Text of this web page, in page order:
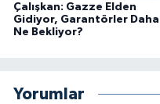
Çalışkan: Gazze Elden
Gidiyor, Garantörler Daha
Ne Bekliyor?
Yorumlar